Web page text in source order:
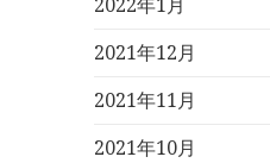
2021年12月
2021年11月
2021年10月